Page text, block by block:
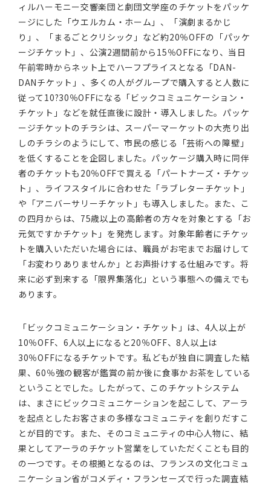
ィルハーモニー交響楽団と劇団文学座のチケットをパッケ
ージにした「ウエルカム・ホーム」、「演劇まるかじ
り」、「まるごとクリシック」など約20％OFFの「パッケ
ージチケット」、公演2週間前から15％OFFになり、当日
午前零時からネット上でハーフプライスとなる「DAN-
DANチケット」、多くの人がグループで購入すると人数に
従って10?30％OFFになる「ビックコミュニケーション・
チケット」などを就任直後に設計・導入しました。パッケ
ージチケットのチラシは、スーパーマーケットの大売り出
しのチラシのようにして、市民の感じる「芸術への障壁」
を低くすることを企図しました。パッケージ購入時に同伴
者のチケットも20％OFFで買える「パートナーズ・チケッ
ト」、ライフスタイルに合わせた「ラブレターチケット」
や「アニバーサリーチケット」も導入しました。また、こ
の四月からは、75歳以上の高齢者の方々を対象とする「お
元気ですかチケット」を発売します。対象年齢者にチケッ
トを購入いただいた場合には、職員がお宅までお届けして
「お変わりありませんか」とお声掛けする仕組みです。将
来に必ず到来する「限界集落化」という事態への備えでも
あります。
「ビックコミュニケーション・チケット」は、4人以上が
10％OFF、6人以上になると20％OFF、8人以上は
30％OFFになるチケットです。私どもが独自に調査した結
果、60％強の観客が鑑賞の前か後に食事かお茶をしている
ということでした。したがって、このチケットシステム
は、まさにビックコミュニケーションを起こして、アーラ
を起点としたお客さまの多様なコミュニティを創りだすこ
とが目的です。また、そのコミュニティの中心人物に、結
果としてアーラのチケット営業をしていただくことも目的
の一つです。その根拠となるのは、フランスの文化コミュ
ニケーション省がコメディ・フランセーズで行った調査結